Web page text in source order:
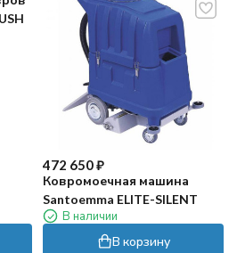
472 650₽
Ковромоечная машина
Santoemma ELITE-SILENT
В наличии
В корзину